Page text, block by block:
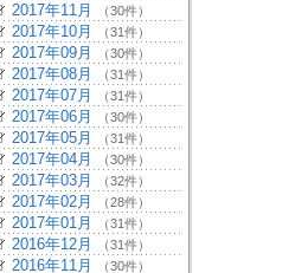
2017年11月 （30件）
2017年10月 （31件）
2017年09月 （30件）
2017年08月 （31件）
2017年07月 （31件）
2017年06月 （30件）
2017年05月 （31件）
2017年04月 （30件）
2017年03月 （32件）
2017年02月 （28件）
2017年01月 （31件）
2016年12月 （31件）
2016年11月 （30件）